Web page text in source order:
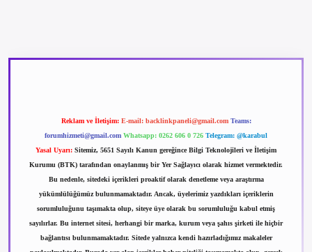
Reklam ve İletişim: E-mail: backlinkpaneli@gmail.com Teams:
forumhizmeti@gmail.com Whatsapp: 0262 606 0 726 Telegram: @karabul
Yasal Uyarı: Sitemiz, 5651 Sayılı Kanun gereğince Bilgi Teknolojileri ve İletişim
Kurumu (BTK) tarafından onaylanmış bir Yer Sağlayıcı olarak hizmet vermektedir.
Bu nedenle, sitedeki içerikleri proaktif olarak denetleme veya araştırma
yükümlülüğümüz bulunmamaktadır. Ancak, üyelerimiz yazdıkları içeriklerin
sorumluluğunu taşımakta olup, siteye üye olarak bu sorumluluğu kabul etmiş
sayılırlar. Bu internet sitesi, herhangi bir marka, kurum veya şahıs şirketi ile hiçbir
bağlantısı bulunmamaktadır. Sitede yalnızca kendi hazırladığımız makaleler